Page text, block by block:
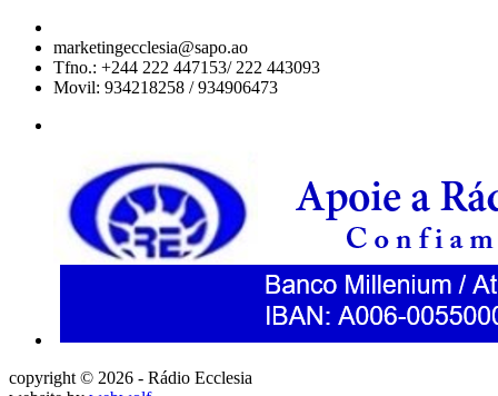
marketingecclesia@sapo.ao
Tfno.: +244 222 447153/ 222 443093
Movil: 934218258 / 934906473
copyright © 2026 - Rádio Ecclesia